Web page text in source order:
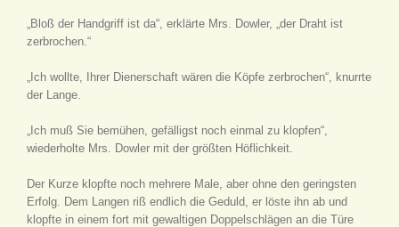
„Bloß der Handgriff ist da“, erklärte Mrs. Dowler, „der Draht ist
zerbrochen.“
„Ich wollte, Ihrer Dienerschaft wären die Köpfe zerbrochen“, knurrte
der Lange.
„Ich muß Sie bemühen, gefälligst noch einmal zu klopfen“,
wiederholte Mrs. Dowler mit der größten Höflichkeit.
Der Kurze klopfte noch mehrere Male, aber ohne den geringsten
Erfolg. Dem Langen riß endlich die Geduld, er löste ihn ab und
klopfte in einem fort mit gewaltigen Doppelschlägen an die Türe